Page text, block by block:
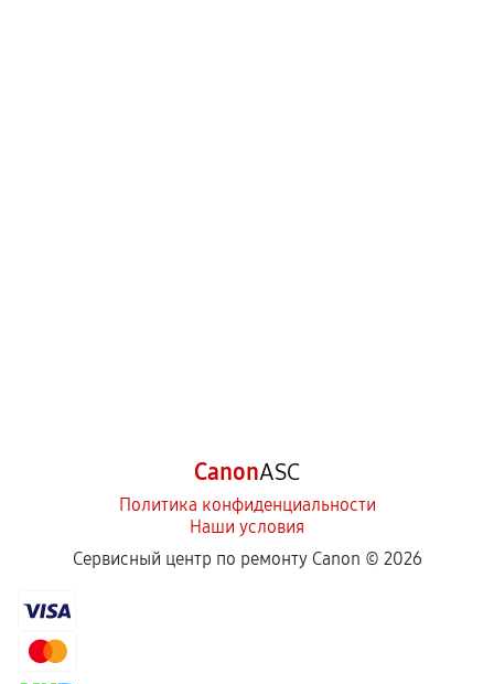
CanonASC
Политика конфиденциальности
Наши условия
Сервисный центр по ремонту Canon © 2026